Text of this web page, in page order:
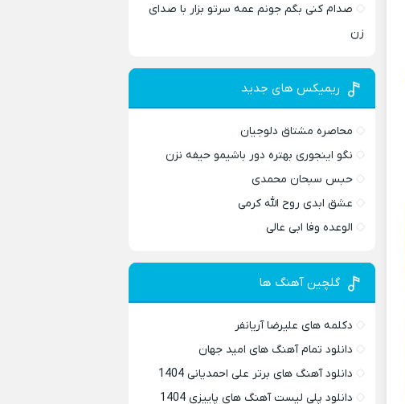
صدام کنی بگم جونم عمه سرتو بزار با صدای
زن
ریمیکس های جدید
محاصره مشتاق دلوجیان
نگو اینجوری بهتره دور باشیمو حیفه نزن
حبس سبحان محمدی
عشق ابدی روح الله کرمی
الوعده وفا ابی عالی
گلچین آهنگ ها
دکلمه های علیرضا آریانفر
دانلود تمام آهنگ های امید جهان
دانلود آهنگ های برتر علی احمدیانی 1404
دانلود پلی لیست آهنگ های پاییزی 1404